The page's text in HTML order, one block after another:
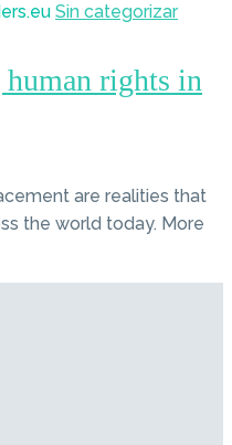
Sin categorizar
rights in
are realities that
the world today. More